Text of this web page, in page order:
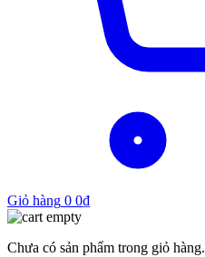
Giỏ hàng 0 0₫
Chưa có sản phẩm trong giỏ hàng.